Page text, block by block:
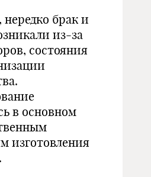
брак и
из-за
состояния
в основном
из­готовления